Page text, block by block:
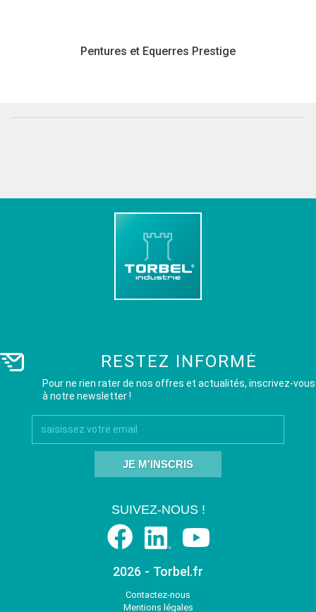
Pentures et Equerres Prestige
RESTEZ INFORMÉ
Pour ne rien rater de nos offres et actualités, inscrivez-vous
à notre newsletter !
JE M'INSCRIS
SUIVEZ-NOUS !
2026 - Torbel.fr
Contactez-nous
Mentions légales